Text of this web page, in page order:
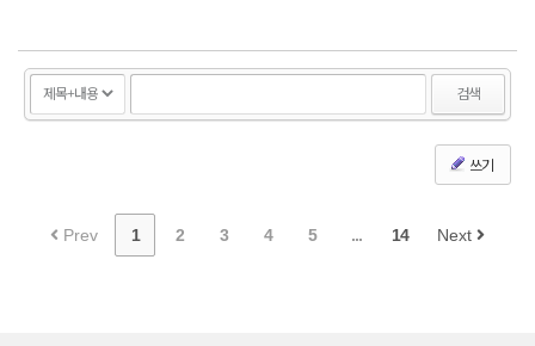
검색
쓰기
Prev 1 2 3 4 5 ... 14 Next